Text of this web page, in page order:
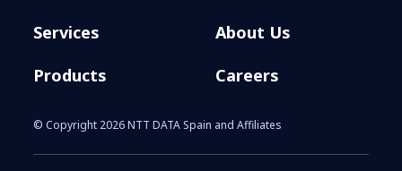
Services
Products
About Us
Careers
© Copyright 2026 NTT DATA Spain and Affiliates